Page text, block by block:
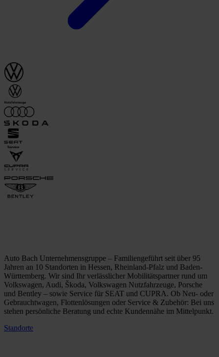
Auto Bach Unternehmensgruppe – Familiengeführt seit über 95
Jahren an 10 Standorten in Hessen, Rheinland-Pfalz und Baden-
Württemberg. Wir sind Ihr verlässlicher Mobilitätspartner rund um
Volkswagen, Audi, Škoda, Volkswagen Nutzfahrzeuge, Porsche
und Bentley – sowie Service für SEAT und CUPRA. Ob Neu- oder
Gebrauchtwagen, Flottenlösungen oder Service & Zubehör: Bei uns
stehen persönliche Beratung und echte Kundennähe im Mittelpunkt.
Standorte